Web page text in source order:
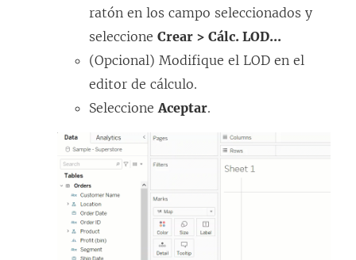
ratón en los campo seleccionados y
seleccione Crear > Cálc. LOD...
(Opcional) Modifique el LOD en el
editor de cálculo.
SeleccioneAceptar.